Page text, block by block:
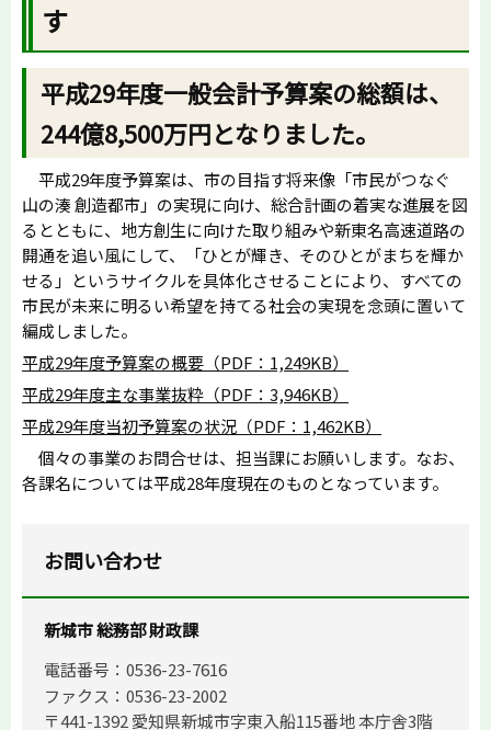
す
平成29年度一般会計予算案の総額は、
244億8,500万円となりました。
平成29年度予算案は、市の目指す将来像「市民がつなぐ
山の湊 創造都市」の実現に向け、総合計画の着実な進展を図
るとともに、地方創生に向けた取り組みや新東名高速道路の
開通を追い風にして、「ひとが輝き、そのひとがまちを輝か
せる」というサイクルを具体化させることにより、すべての
市民が未来に明るい希望を持てる社会の実現を念頭に置いて
編成しました。
平成29年度予算案の概要（PDF：1,249KB）
平成29年度主な事業抜粋（PDF：3,946KB）
平成29年度当初予算案の状況（PDF：1,462KB）
個々の事業のお問合せは、担当課にお願いします。なお、
各課名については平成28年度現在のものとなっています。
お問い合わせ
新城市 総務部 財政課
電話番号：0536-23-7616
ファクス：0536-23-2002
〒441-1392 愛知県新城市字東入船115番地 本庁舎3階